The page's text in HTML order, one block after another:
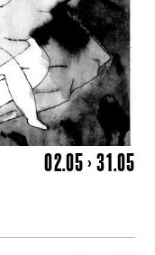
02.05 > 31.05